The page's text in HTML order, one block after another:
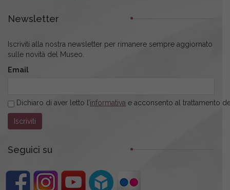
Newsletter
Iscriviti alla nostra newsletter per rimanere sempre aggiornato
sulle novità del Museo.
Email
Dichiaro di aver letto l’informativa e acconsento al trattamento
Seguici su